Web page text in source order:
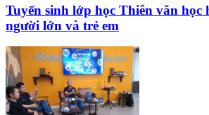
Tuyển sinh lớp học Thiên văn học
người lớn và trẻ em